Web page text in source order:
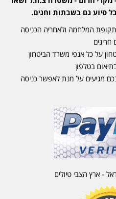
סיוע גם בשבתות וחגים.
המלחמה ולאחריה הכניסה
על כל אגפי משרד הביטחון
בטלפון
מגיעים על מנת לאפשר כניסה
- ארץ הצבי טיולים